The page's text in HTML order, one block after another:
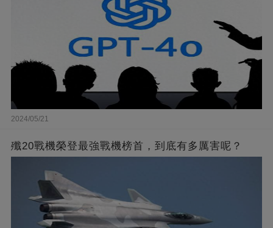
2024/05/21
殲20戰機榮登最強戰機榜首，到底有多厲害呢？